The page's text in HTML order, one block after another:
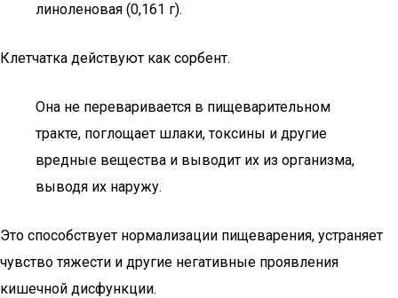
линоленовая (0,161 г).
Клетчатка действуют как сорбент.
Она не переваривается в пищеварительном
тракте, поглощает шлаки, токсины и другие
вредные вещества и выводит их из организма,
выводя их наружу.
Это способствует нормализации пищеварения, устраняет
чувство тяжести и другие негативные проявления
кишечной дисфункции.